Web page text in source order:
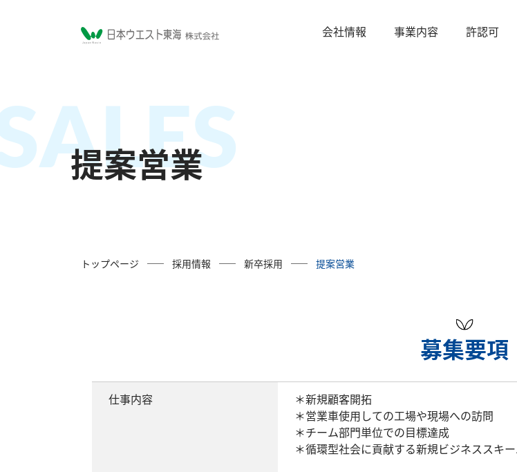
会社情報 事業内容 許認可
提案営業
トップページ 採用情報 新卒採用 提案営業
募集要項
仕事内容
＊新規顧客開拓
＊営業車使用しての工場や現場への訪問
＊チーム部門単位での目標達成
＊循環型社会に貢献する新規ビジネススキ